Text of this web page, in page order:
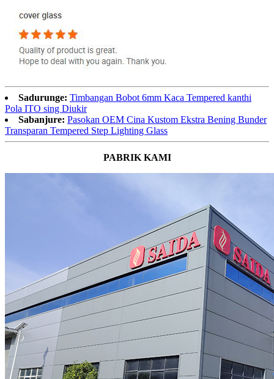
Sadurunge: Timbangan Bobot 6mm Kaca Tempered kanthi
Pola ITO sing Diukir
Sabanjure: Pasokan OEM Cina Kustom Ekstra Bening Bunder
Transparan Tempered Step Lighting Glass
PABRIK KAMI